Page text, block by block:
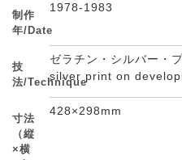
制作
年/Date
1978-1983
技
法/Technique
ゼラチン・シルバー
silver print on
寸法
（縦
×横
428×298mm